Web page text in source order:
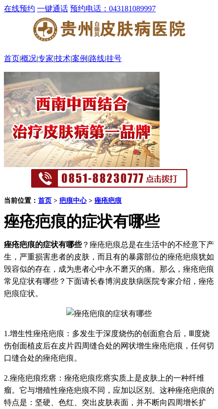
在线预约 一键通话 预约电话：043181089997
首页|概况|专家|技术|案例 |路线|挂号
当前位置： 首页 > 疤痕中心> 痤疮疤痕
痤疮疤痕的症状有哪些
痤疮疤痕的症状有哪些？痤疮疤痕总是在生活中的不经意下产
生，严重损害患者的皮肤，而且有的暴露部位的痤疮疤痕犹如
毁容似的存在，成为患者心中永不磨灭的痛。那么，痤疮疤痕
常见症状有哪些？下面请长春博润皮肤病医院专家介绍，痤疮
疤痕症状。
1.增生性痤疮疤痕：多发生于深度烧伤的创面愈合后，Ⅲ度烧
伤创面植皮后在皮片四周缝合处的网状增生痤疮疤痕，任何切
口缝合处的痤疮疤痕。
2.痤疮疤痕疙瘩：痤疮疤痕疙瘩实质上是皮肤上的一种纤维
瘤。它与增殖性痤疮疤痕不同，应加以区别。这种痤疮疤痕的
特点是：坚硬、色红、突出皮肤表面，并不断向四周增长扩